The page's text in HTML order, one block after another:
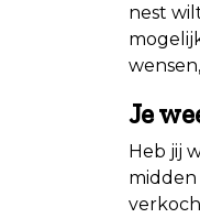
nest
Je
Heb jij
midden